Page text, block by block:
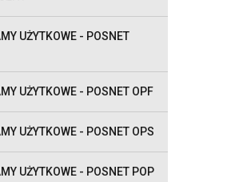
UŻYTKOWE - POSNET
UŻYTKOWE - POSNET OPF
UŻYTKOWE - POSNET OPS
UŻYTKOWE - POSNET POP